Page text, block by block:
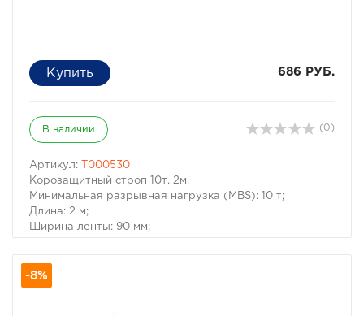
686 РУБ.
В наличии (0)
Артикул:
T000530
Корозащитный строп 10т. 2м.
Минимальная разрывная нагрузка (MBS): 10 т;
Длина: 2 м;
Ширина ленты: 90 мм;
Исполнение: Петля/Петля;
-8%